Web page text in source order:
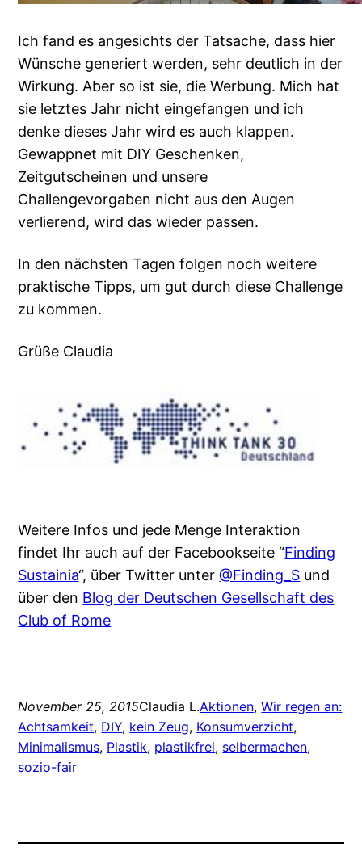
Ich fand es angesichts der Tatsache, dass hier
Wünsche generiert werden, sehr deutlich in der
Wirkung. Aber so ist sie, die Werbung. Mich hat
sie letztes Jahr nicht eingefangen und ich
denke dieses Jahr wird es auch klappen.
Gewappnet mit DIY Geschenken,
Zeitgutscheinen und unsere
Challengevorgaben nicht aus den Augen
verlierend, wird das wieder passen.
In den nächsten Tagen folgen noch weitere
praktische Tipps, um gut durch diese Challenge
zu kommen.
Grüße Claudia
Weitere Infos und jede Menge Interaktion
findet Ihr auch auf der Facebookseite “Finding
Sustainia“, über Twitter unter@Finding_S und
über den Blog der Deutschen Gesellschaft des
Club of Rome
November 25, 2015Claudia L.Aktionen, Wir regen an:
Achtsamkeit, DIY, kein Zeug, Konsumverzicht
Minimalismus, Plastik, plastikfrei, selbermachen
sozio-fair